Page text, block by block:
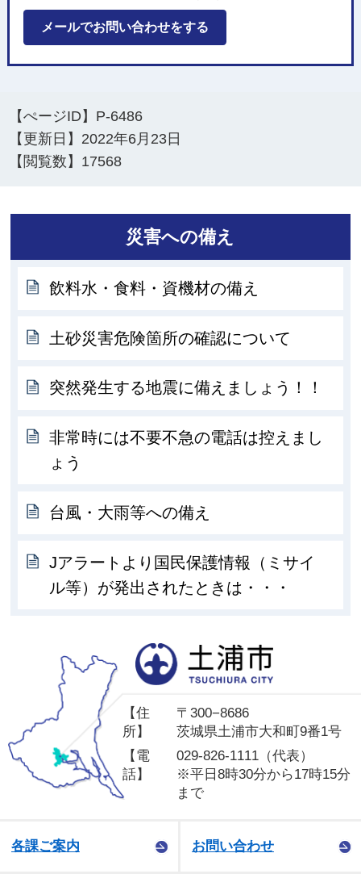
メールでお問い合わせをする
【ぺージID】 P-6486
【更新日】 2022年6月23日
【閲覧数】 17568
災害への備え
飲料水・食料・資機材の備え
土砂災害危険箇所の確認について
突然発生する地震に備えましょう！！
非常時には不要不急の電話は控えまし
ょう
台風・大雨等への備え
Jアラートより国民保護情報（ミサイ
ル等）が発出されたときは・・・
【住
所】
〒300−8686
茨城県土浦市大和町9番1号
【電
話】
029-826-1111（代表）
※平日8時30分から17時15分
まで
各課ご案内 お問い合わせ